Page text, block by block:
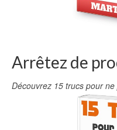
Arrêtez de
Découvrez 15 trucs pour